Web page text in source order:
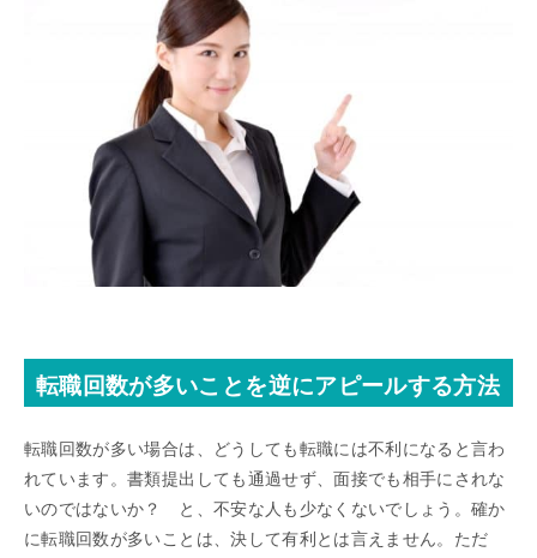
転職回数が多いことを逆にアピールする方法
転職回数が多い場合は、どうしても転職には不利になると言わ
れています。書類提出しても通過せず、面接でも相手にされな
いのではないか？ と、不安な人も少なくないでしょう。確か
に転職回数が多いことは、決して有利とは言えません。ただ